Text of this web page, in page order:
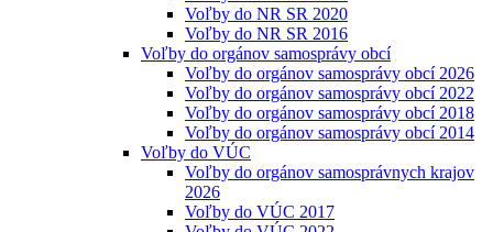
Voľby do NR SR 2020
Voľby do NR SR 2016
Voľby do orgánov samosprávy obcí
Voľby do orgánov samosprávy obcí 2026
Voľby do orgánov samosprávy obcí 2022
Voľby do orgánov samosprávy obcí 2018
Voľby do orgánov samosprávy obcí 2014
Voľby do VÚC
Voľby do orgánov samosprávnych krajov
2026
Voľby do VÚC 2017